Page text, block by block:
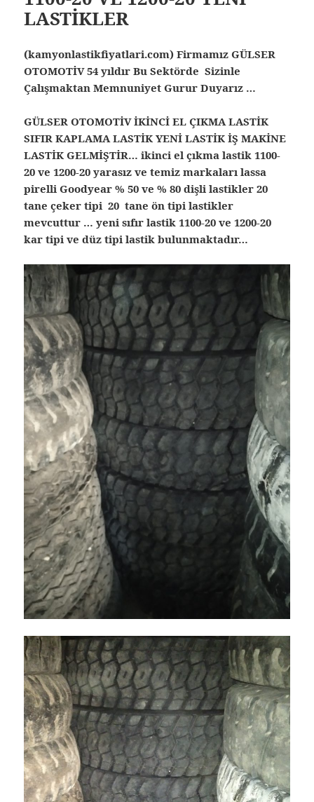
LASTİKLER
(kamyonlastikfiyatlari.com) Firmamız GÜLSER
OTOMOTİV 54 yıldır Bu Sektörde Sizinle
Çalışmaktan Memnuniyet Gurur Duyarız …
GÜLSER OTOMOTİV İKİNCİ EL ÇIKMA LASTİK
SIFIR KAPLAMA LASTİK YENİ LASTİK İŞ MAKİNE
LASTİK GELMİŞTİR… ikinci el çıkma lastik 1100-
20 ve 1200-20 yarasız ve temiz markaları lassa
pirelli Goodyear % 50 ve % 80 dişli lastikler 20
tane çeker tipi 20 tane ön tipi lastikler
mevcuttur … yeni sıfır lastik 1100-20 ve 1200-20
kar tipi ve düz tipi lastik bulunmaktadır…